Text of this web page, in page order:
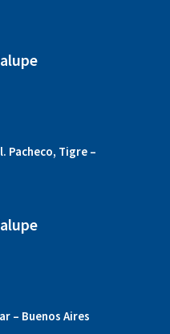
Pacheco, Tigre –
– Buenos Aires